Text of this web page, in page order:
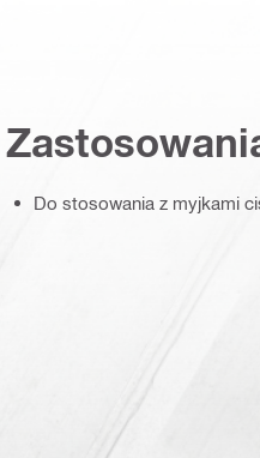
Do stosowania z myjkami